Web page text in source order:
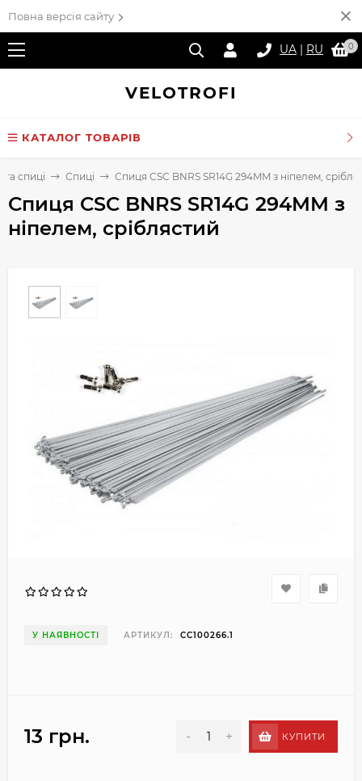
Повна версія сайту
UA | RU 0
VELOTROFI
КАТАЛОГ ТОВАРІВ
спиці Спиці Спиця CSC BNRS SR14G 294MM з ніпелем,
Спиця CSC BNRS SR14G 294MM з
ніпелем, сріблястий
У НАЯВНОСТІ АРТИКУЛ: CC100266.1
13 грн. - + КУПИТИ